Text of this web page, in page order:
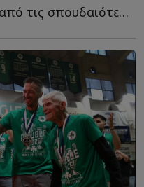
Ο Ντανιέλ Καστελάνι, μία από τις σπουδαιότερες μορφές σ...